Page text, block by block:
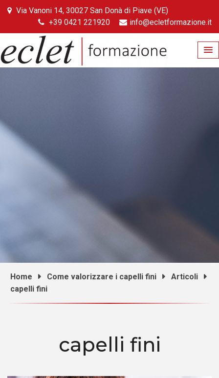
Skip
Via Vanoni 14, 30027 San Donà di Piave (VE)
+39 0421 221920
info@ecletformazione.it
Home Come valorizzare i capelli fini
Articoli
capelli fini
capelli fini